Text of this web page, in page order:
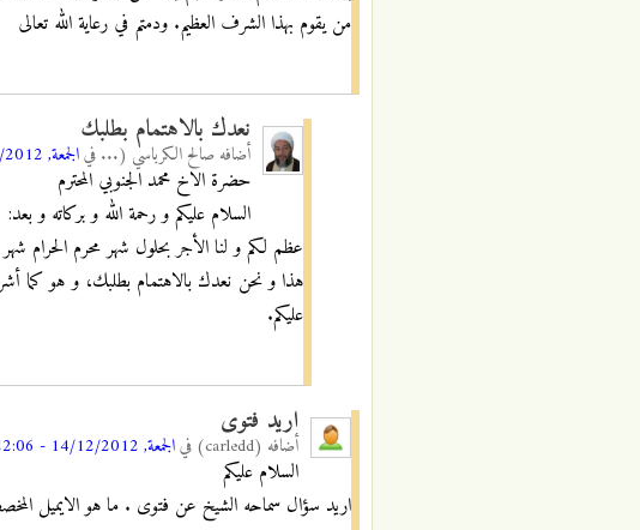
من يقوم بهذا الشرف العظيم. ودمتم في رعاية الله تعالى
نعدك بالاهتمام بطلبك
أضافه صالح الكرباسي (... فيالجمعة, 16/11/2012 - 12:45
حضرة الاخ محمد الجنوبي المحترم
السلام عليكم و رحمة الله و بركاته و بعد:
عظم لكم و لنا الأجر بحلول شهر محرم الحرام
هذا و نحن نعدك بالاهتمام بطلبك، و هو كما أشرت
عليكم.
اريد فتوى
أضافه (carledd) فيالجمعة, 14/12/2012 - 22:06
السلام عليكم
اريد سؤال سماحه الشيخ عن فتوى . ما هو الايميل